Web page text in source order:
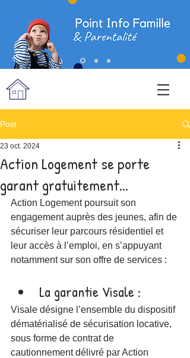
Post
Action Logement se porte
garant gratuitement...
23 oct. 2024
Action Logement poursuit son
engagement auprès des jeunes, afin de
sécuriser leur parcours résidentiel et
leur accès à l’emploi, en s’appuyant
notamment sur son offre de services :
La garantie Visale :
Visale désigne l’ensemble du dispositif
dématérialisé de sécurisation locative,
sous forme de contrat de
cautionnement délivré par Action